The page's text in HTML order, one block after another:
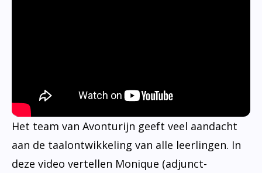
Het team van Avonturijn geeft veel aandacht
aan de taalontwikkeling van alle leerlingen. In
deze video vertellen Monique (adjunct-